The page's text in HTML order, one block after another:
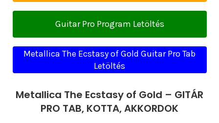
Guitar Pro Program Letöltés
Metallica The Ecstasy of Gold Guitar Pro Tab
Letöltés
Metallica The Ecstasy of Gold – GITÁR
PRO TAB, KOTTA, AKKORDOK